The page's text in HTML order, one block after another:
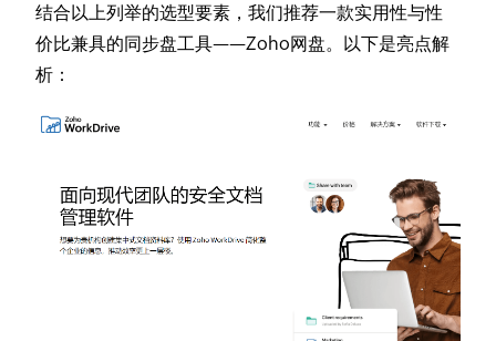
结合以上列举的选型要素，我们推荐一款实用性与性
价比兼具的同步盘工具——Zoho网盘。以下是亮点解
析：